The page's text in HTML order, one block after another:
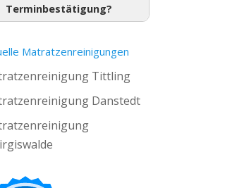
Terminbestätigung?
Matratzenreinigungen
Tittling
Danstedt